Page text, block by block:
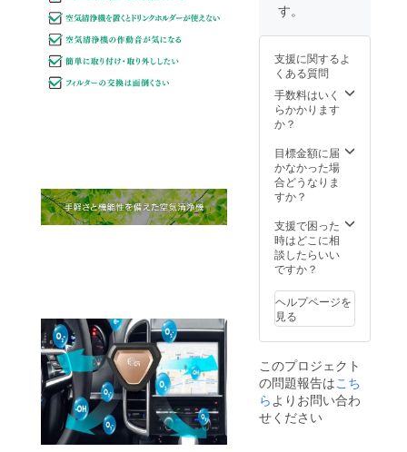
りま
取扱説
明書
す。
支援に関するよ
くある質問
手数料はいく
らかかります
か？
目標金額に届
かなかった場
合どうなりま
すか？
支援で困った
時はどこに相
談したらいい
ですか？
ヘルプページを
見る
このプロジェクト
の問題報告はこち
らよりお問い合わ
せください